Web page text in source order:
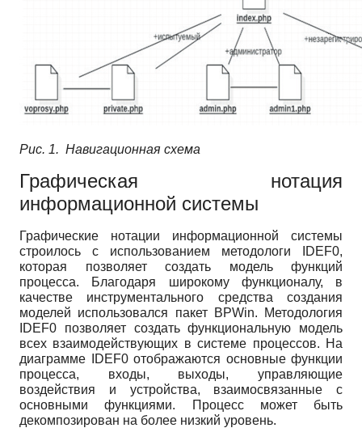
Рис. 1. Навигационная схема
Графическая нотация
информационной системы
Графические нотации информационной системы
строилось с использованием методологи IDEF0,
которая позволяет создать модель функций
процесса. Благодаря широкому функционалу, в
качестве инструментального средства создания
моделей использовался пакет BPWin. Методология
IDEF0 позволяет создать функциональную модель
всех взаимодействующих в системе процессов. На
диаграмме IDEF0 отображаются основные функции
процесса, входы, выходы, управляющие
воздействия и устройства, взаимосвязанные с
основными функциями. Процесс может быть
декомпозирован на более низкий уровень.